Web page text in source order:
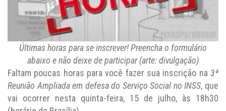
Últimas horas para se inscrever! Preencha o formulário
abaixo e não deixe de participar (arte: divulgação)
Faltam poucas horas para você fazer sua inscrição na 3ª
Reunião Ampliada em defesa do Serviço Social no INSS, que
vai ocorrer nesta quinta-feira, 15 de julho, às 18h30